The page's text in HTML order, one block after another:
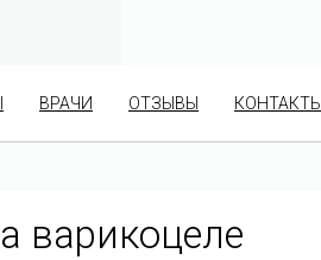
ВРАЧИ ОТЗЫВЫ КОНТАКТЫ
варикоцеле